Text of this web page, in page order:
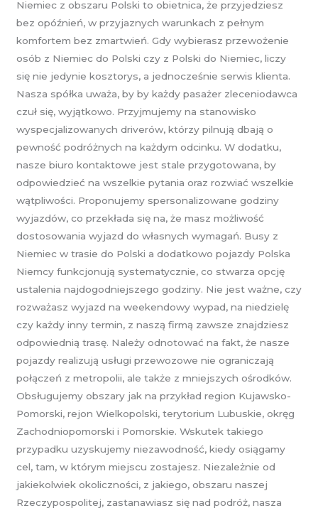
Niemiec z obszaru Polski to obietnica, że przyjedziesz
bez opóźnień, w przyjaznych warunkach z pełnym
komfortem bez zmartwień. Gdy wybierasz przewożenie
osób z Niemiec do Polski czy z Polski do Niemiec, liczy
się nie jedynie kosztorys, a jednocześnie serwis klienta.
Nasza spółka uważa, by by każdy pasażer zleceniodawca
czuł się, wyjątkowo. Przyjmujemy na stanowisko
wyspecjalizowanych driverów, którzy pilnują dbają o
pewność podróżnych na każdym odcinku. W dodatku,
nasze biuro kontaktowe jest stale przygotowana, by
odpowiedzieć na wszelkie pytania oraz rozwiać wszelkie
wątpliwości. Proponujemy spersonalizowane godziny
wyjazdów, co przekłada się na, że masz możliwość
dostosowania wyjazd do własnych wymagań. Busy z
Niemiec w trasie do Polski a dodatkowo pojazdy Polska
Niemcy funkcjonują systematycznie, co stwarza opcję
ustalenia najdogodniejszego godziny. Nie jest ważne, czy
rozważasz wyjazd na weekendowy wypad, na niedzielę
czy każdy inny termin, z naszą firmą zawsze znajdziesz
odpowiednią trasę. Należy odnotować na fakt, że nasze
pojazdy realizują usługi przewozowe nie ograniczają
połączeń z metropolii, ale także z mniejszych ośrodków.
Obsługujemy obszary jak na przykład region Kujawsko-
Pomorski, rejon Wielkopolski, terytorium Lubuskie, okręg
Zachodniopomorski i Pomorskie. Wskutek takiego
przypadku uzyskujemy niezawodność, kiedy osiągamy
cel, tam, w którym miejscu zostajesz. Niezależnie od
jakiekolwiek okoliczności, z jakiego, obszaru naszej
Rzeczypospolitej, zastanawiasz się nad podróż, nasza